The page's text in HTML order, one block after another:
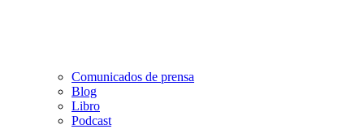
Comunicados de prensa
Blog
Libro
Podcast